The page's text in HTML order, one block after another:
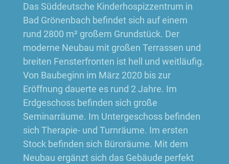
Das Süddeutsche Kinderhospizzentrum in
Bad Grönenbach befindet sich auf einem
rund 2800 m² großem Grundstück. Der
moderne Neubau mit großen Terrassen und
breiten Fensterfronten ist hell und weitläufig.
Von Baubeginn im März 2020 bis zur
Eröffnung dauerte es rund 2 Jahre. Im
Erdgeschoss befinden sich große
Seminarräume. Im Untergeschoss befinden
sich Therapie- und Turnräume. Im ersten
Stock befinden sich Büroräume. Mit dem
Neubau ergänzt sich das Gebäude perfekt